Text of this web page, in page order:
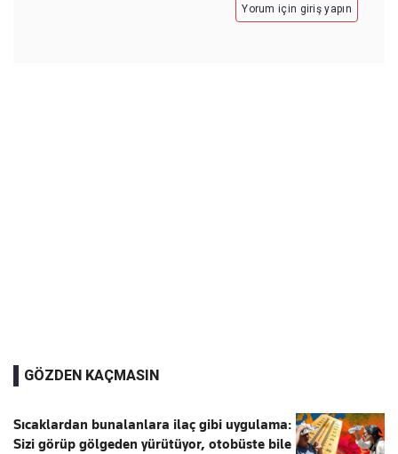
Yorum için giriş yapın
GÖZDEN KAÇMASIN
Sıcaklardan bunalanlara ilaç gibi uygulama:
Sizi görüp gölgeden yürütüyor, otobüste bile